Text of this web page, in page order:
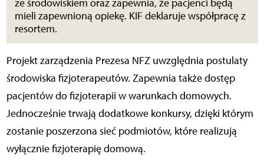
ze środowiskiem oraz zapewnia, że pacjenci będą
mieli zapewnioną opiekę. KIF deklaruje współpracę z
resortem.
Projekt zarządzenia Prezesa NFZ uwzględnia postulaty
środowiska fizjoterapeutów. Zapewnia także dostęp
pacjentów do fizjoterapii w warunkach domowych.
Jednocześnie trwają dodatkowe konkursy, dzięki którym
zostanie poszerzona sieć podmiotów, które realizują
wyłącznie fizjoterapię domową.